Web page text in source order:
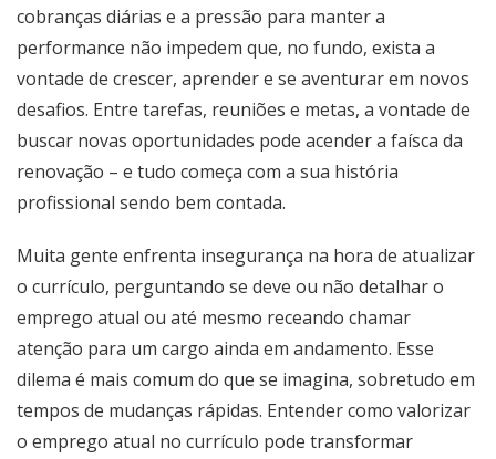
cobranças diárias e a pressão para manter a
performance não impedem que, no fundo, exista a
vontade de crescer, aprender e se aventurar em novos
desafios. Entre tarefas, reuniões e metas, a vontade de
buscar novas oportunidades pode acender a faísca da
renovação – e tudo começa com a sua história
profissional sendo bem contada.
Muita gente enfrenta insegurança na hora de atualizar
o currículo, perguntando se deve ou não detalhar o
emprego atual ou até mesmo receando chamar
atenção para um cargo ainda em andamento. Esse
dilema é mais comum do que se imagina, sobretudo em
tempos de mudanças rápidas. Entender como valorizar
o emprego atual no currículo pode transformar